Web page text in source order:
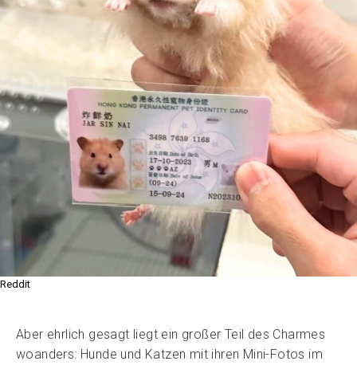
Reddit
Aber ehrlich gesagt liegt ein großer Teil des Charmes
woanders: Hunde und Katzen mit ihren Mini-Fotos im